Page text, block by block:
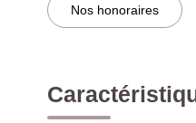
Nos honoraires